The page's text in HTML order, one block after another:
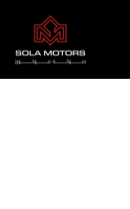
content